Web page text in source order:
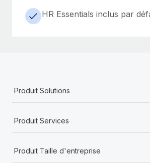
HR Essentials inclus par
Produit Solutions
Produit Services
Produit Taille d'entreprise